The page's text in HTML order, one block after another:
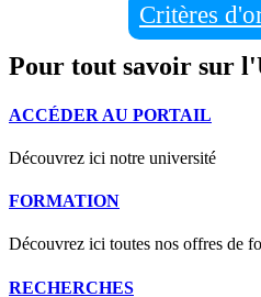
Critères
Pour tout savoir sur
ACCÉDER AU PORTAIL
Découvrez ici notre université
FORMATION
Découvrez ici toutes nos offres de
RECHERCHES